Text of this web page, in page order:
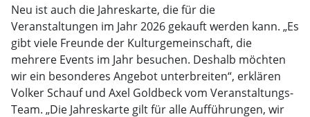
Neu ist auch die Jahreskarte, die für die
Veranstaltungen im Jahr 2026 gekauft werden kann. „Es
gibt viele Freunde der Kulturgemeinschaft, die
mehrere Events im Jahr besuchen. Deshalb möchten
wir ein besonderes Angebot unterbreiten“, erklären
Volker Schauf und Axel Goldbeck vom Veranstaltungs-
Team. „Die Jahreskarte gilt für alle Aufführungen, wir